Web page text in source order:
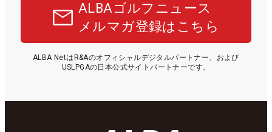
ALBAゴルフニュース
メルマガ登録はこちら
ALBA NetはR&Aのオフィシャルデジタルパートナー、および
USLPGAの日本公式サイトパートナーです。